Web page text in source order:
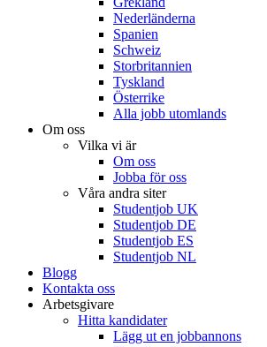
Nederländerna
Spanien
Schweiz
Storbritannien
Tyskland
Österrike
Alla jobb utomlands
Om oss
Vilka vi är
Om oss
Jobba för oss
Våra andra siter
Studentjob UK
Studentjob DE
Studentjob ES
Studentjob NL
Blogg
Kontakta oss
Arbetsgivare
Hitta kandidater
Lägg ut en jobbannons